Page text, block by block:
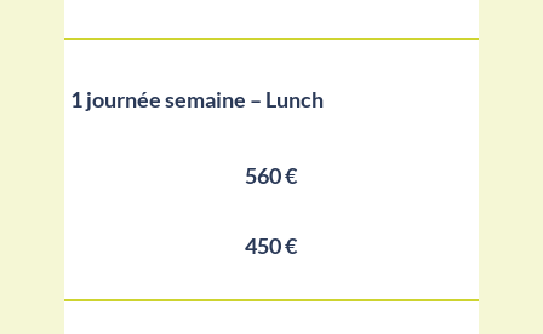
1 journée semaine – Lunch
560 €
450 €